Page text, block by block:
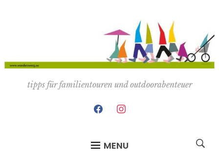
tipps für familientouren und outdoorabenteuer
facebookinstagram
MENU